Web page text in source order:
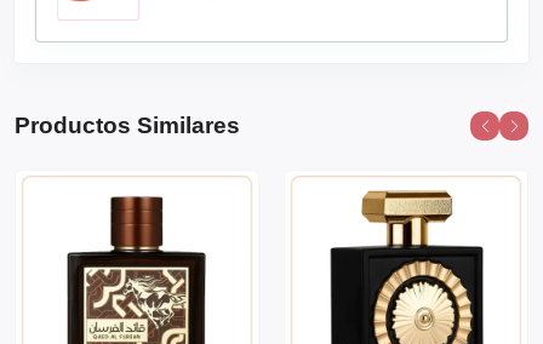
Productos Similares